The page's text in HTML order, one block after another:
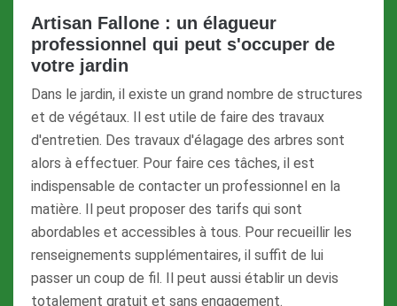
Artisan Fallone : un élagueur
professionnel qui peut s'occuper de
votre jardin
Dans le jardin, il existe un grand nombre de structures
et de végétaux. Il est utile de faire des travaux
d'entretien. Des travaux d'élagage des arbres sont
alors à effectuer. Pour faire ces tâches, il est
indispensable de contacter un professionnel en la
matière. Il peut proposer des tarifs qui sont
abordables et accessibles à tous. Pour recueillir les
renseignements supplémentaires, il suffit de lui
passer un coup de fil. Il peut aussi établir un devis
totalement gratuit et sans engagement.